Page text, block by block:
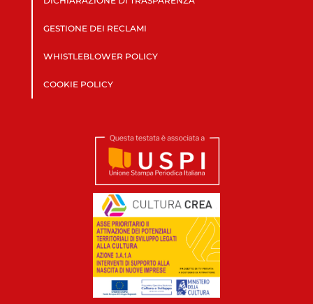
GESTIONE DEI RECLAMI
WHISTLEBLOWER POLICY
COOKIE POLICY